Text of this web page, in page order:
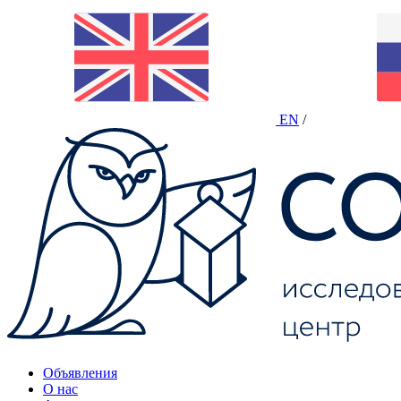
EN /
Объявления
О нас